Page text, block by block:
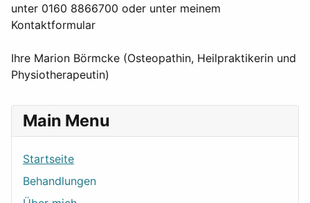
unter 0160 8866700 oder unter meinem
Kontaktformular
Ihre Marion Börmcke (Osteopathin, Heilpraktikerin und
Physiotherapeutin)
Main Menu
Startseite
Behandlungen